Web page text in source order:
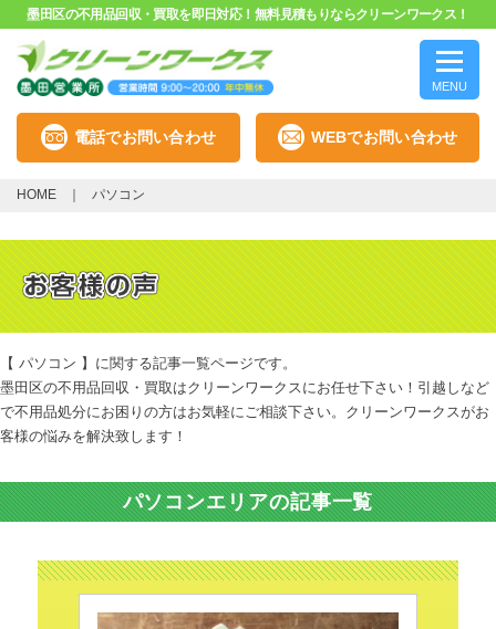
墨田区の不用品回収・買取を即日対応！無料見積もりならクリーンワークス！
MENU
電話でお問い合わせ WEBでお問い合わせ
HOME パソコン
【 パソコン 】に関する記事一覧ページです。
墨田区の不用品回収・買取はクリーンワークスにお任せ下さい！引越しなど
で不用品処分にお困りの方はお気軽にご相談下さい。クリーンワークスがお
客様の悩みを解決致します！
パソコンエリアの記事一覧